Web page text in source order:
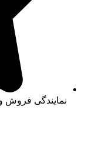
نمایندگی فروش